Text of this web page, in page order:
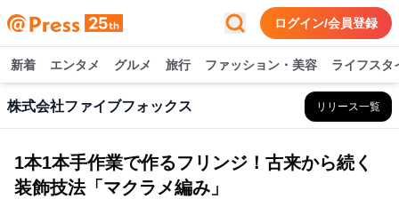
ログイン/会員登録
新着 エンタメ グルメ 旅行 ファッション・美容 ライフスタ
株式会社ファイブフォックス リリース一覧
1本1本手作業で作るフリンジ！古来から続く
装飾技法「マクラメ編み」